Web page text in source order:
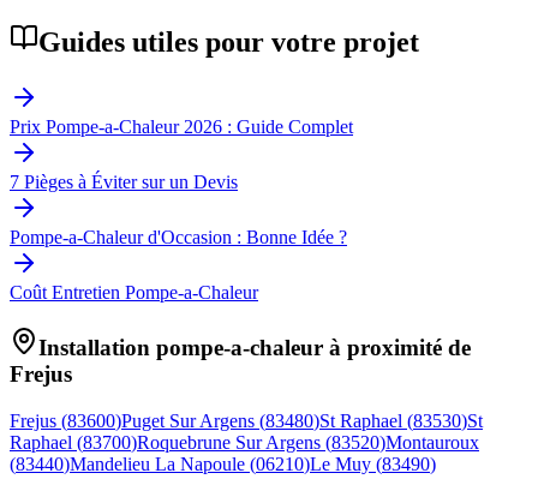
Guides utiles pour votre projet
Prix Pompe-a-Chaleur 2026 : Guide Complet
7 Pièges à Éviter sur un Devis
Pompe-a-Chaleur d'Occasion : Bonne Idée ?
Coût Entretien Pompe-a-Chaleur
Installation pompe-a-chaleur à proximité de
Frejus
Frejus (83600)Puget Sur Argens (83480)St Raphael (83530)St
Raphael (83700)Roquebrune Sur Argens (83520)Montauroux
(83440)Mandelieu La Napoule (06210)Le Muy (83490)